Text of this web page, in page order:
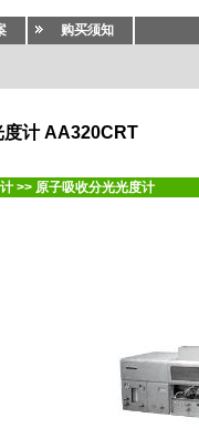
购买须知
度计 AA320CRT
>> 原子吸收分光光度计